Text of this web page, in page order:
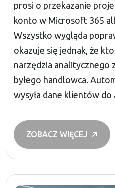
prosi o przekazanie
konto w Microsoft 365
Wszystko wygląda
okazuje się jednak, że
narzędzia analitycznego
byłego handlowca.
wysyła dane klientów
ZOBACZ WIĘCEJ